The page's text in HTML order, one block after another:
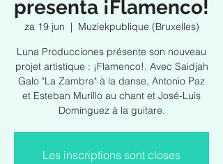
presenta ¡Flamenco!
za 19 jun
  |
Muziekpublique (Bruxelles)
Luna Producciones présente son nouveau
projet artistique : ¡Flamenco!. Avec Saidjah
Galo "La Zambra" à la danse, Antonio Paz
et Esteban Murillo au chant et José-Luis
Domínguez à la guitare.
Les inscriptions sont closes